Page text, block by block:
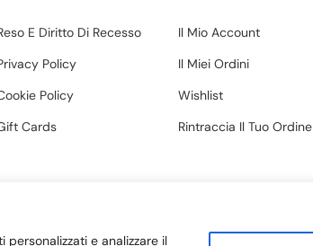
e analizzare il
E Diritto Di Recesso
Policy
Policy
Cards
Il Mio Account
Il Miei Ordini
Wishlist
Rintraccia Il Tuo Ordine